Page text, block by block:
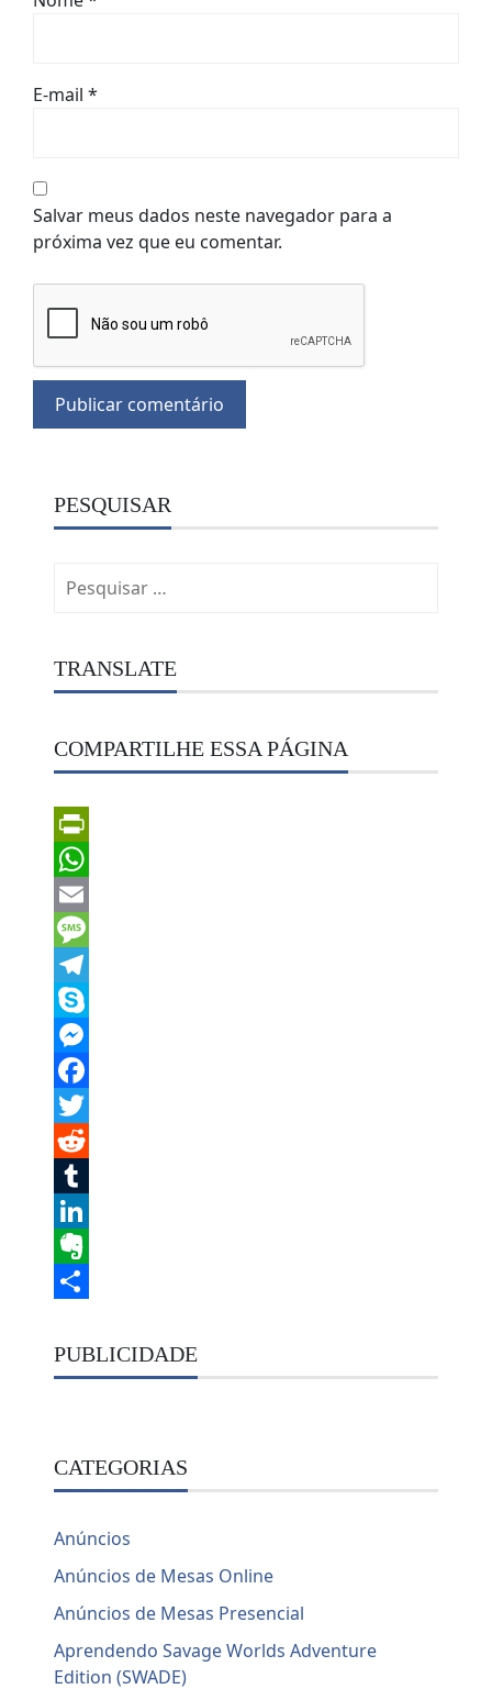
E-mail *
Salvar meus dados neste navegador para a
próxima vez que eu comentar.
PESQUISAR
por:
TRANSLATE
COMPARTILHE ESSA PÁGINA
PrintFriendly
WhatsApp
Email
Message
Telegram
Skype
Messenger
Facebook
Twitter
Reddit
Tumblr
LinkedIn
Evernote
PUBLICIDADE
CATEGORIAS
Anúncios
Anúncios de Mesas Online
Anúncios de Mesas Presencial
Aprendendo Savage Worlds Adventure
Edition (SWADE)